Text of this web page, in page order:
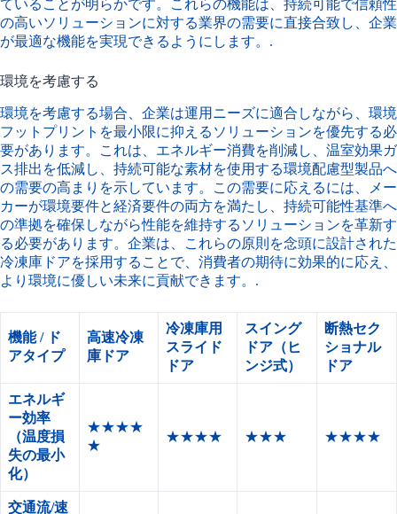
ていることが明らかです。これらの機能は、持続可能で信頼性
の高いソリューションに対する業界の需要に直接合致し、企業
が最適な機能を実現できるようにします。.
環境を考慮する
環境を考慮する場合、企業は運用ニーズに適合しながら、環境
フットプリントを最小限に抑えるソリューションを優先する必
要があります。これは、エネルギー消費を削減し、温室効果ガ
ス排出を低減し、持続可能な素材を使用する環境配慮型製品へ
の需要の高まりを示しています。この需要に応えるには、メー
カーが環境要件と経済要件の両方を満たし、持続可能性基準へ
の準拠を確保しながら性能を維持するソリューションを革新す
る必要があります。企業は、これらの原則を念頭に設計された
冷凍庫ドアを採用することで、消費者の期待に効果的に応え、
より環境に優しい未来に貢献できます。.
機能 / ド
アタイプ
高速冷凍
庫ドア
冷凍庫用
スライド
ドア
スイング
ドア（ヒ
ンジ式）
断熱セク
ショナル
ドア
エネルギ
ー効率
（温度損
失の最小
化）
★★★★
★
★★★★ ★★★ ★★★★
交通流/速